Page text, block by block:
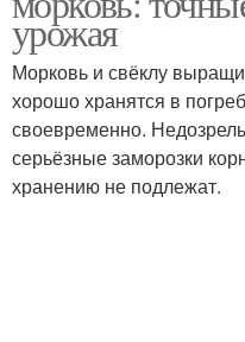
урожая
Морковь и свёклу
хорошо хранятся в
своевременно.
серьёзные заморозки
хранению не подлежат.